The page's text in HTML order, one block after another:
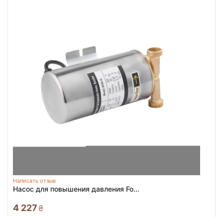
Написать отзыв
Насос для повышения давления Fo...
4 227 ₴